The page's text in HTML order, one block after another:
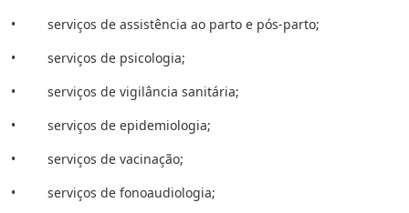
• serviços de assistência ao parto e pós-parto;
• serviços de psicologia;
• serviços de vigilância sanitária;
• serviços de epidemiologia;
• serviços de vacinação;
• serviços de fonoaudiologia;